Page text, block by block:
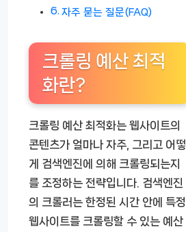
자주 묻는 질문(FAQ)
크롤링 예산 최적
화란?
크롤링 예산 최적화는 웹사이트의
콘텐츠가 얼마나 자주, 그리고 어떻
게 검색엔진에 의해 크롤링되는지
를 조정하는 전략입니다. 검색엔진
의 크롤러는 한정된 시간 안에 특정
웹사이트를 크롤링할 수 있는 예산